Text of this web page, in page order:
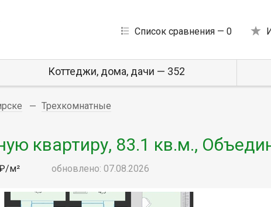
Список сравнения — 0
Коттеджи, дома, дачи — 352
Трехкомнатные
квартиру, 83.1 кв.м.,
м² обновлено: 07.08.2026